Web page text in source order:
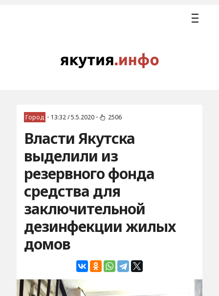
Город • 13:32 / 5.5.2020 • 2506
Власти Якутска
выделили из
резервного фонда
средства для
заключительной
дезинфекции жилых
домов